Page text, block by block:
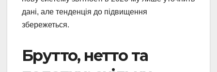
дані, але тенденція до підвищення
збережеться.
Брутто, нетто та